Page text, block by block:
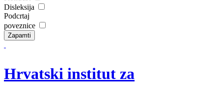
Disleksija
Podcrtaj
poveznice
Zapamti
Hrvatski institut za